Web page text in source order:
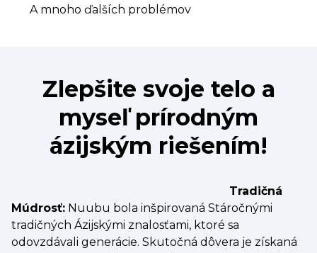
A mnoho ďalších problémov
Zlepšite svoje telo a
myseľ prírodným
ázijským riešením!
Tradičná
Múdrosť: Nuubu bola inšpirovaná Stáročnými
tradičných Ázijskými znalosťami, ktoré sa
odovzdávali generácie. Skutočná dôvera je získaná